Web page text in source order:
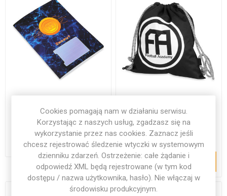
- matematyka
11,38 zł
Premium
47,97 zł
DODAJ DO KOSZYKA
Cookies pomagają nam w działaniu serwisu.
Korzystając z naszych usług, zgadzasz się na
wykorzystanie przez nas cookies. Zaznacz jeśli
chcesz rejestrować śledzenie wtyczki w systemowym
dzienniku zdarzeń. Ostrzeżenie: całe żądanie i
odpowiedź XML będą rejestrowane (w tym kod
dostępu / nazwa użytkownika, hasło). Nie włączaj w
środowisku produkcyjnym.